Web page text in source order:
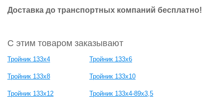
Доставка до транспортных компаний бесплатно!
С этим товаром заказывают
Тройник 133х4 Тройник 133х6
Тройник 133х8 Тройник 133х10
Тройник 133х12 Тройник 133х4-89х3,5